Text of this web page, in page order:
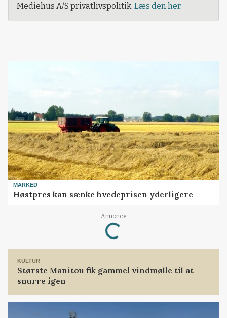
Mediehus A/S privatlivspolitik. Læs den her.
MARKED
Høstpres kan sænke hvedeprisen yderligere
Annonce
Loading...
KULTUR
Største Manitou fik gammel vindmølle til at
snurre igen